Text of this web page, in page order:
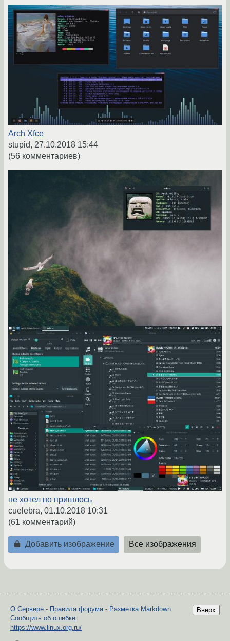
Arch Xfce
stupid, 27.10.2018 15:44
(56 комментариев)
не хотел но пришлось
cuelebra, 01.10.2018 10:31
(61 комментарий)
Добавить изображение Все изображения
Вверх
О Сервере - Правила форума- Разметка Markdown
Сообщить об ошибке
https://www.linux.org.ru/